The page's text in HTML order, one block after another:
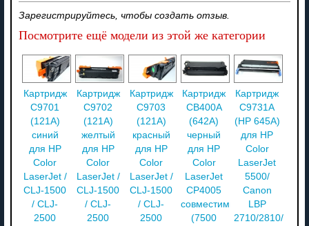
Зарегистрируйтесь, чтобы создать отзыв.
Посмотрите ещё модели из этой же категории
Картридж
C9701
(121A)
синий
для HP
Color
LaserJet /
CLJ-1500
/ CLJ-
2500
Картридж
C9702
(121A)
желтый
для HP
Color
LaserJet /
CLJ-1500
/ CLJ-
2500
Картридж
C9703
(121A)
красный
для HP
Color
LaserJet /
CLJ-1500
/ CLJ-
2500
Картридж
CB400A
(642A)
черный
для HP
Color
LaserJet
CP4005
совместимый
(7500
Картридж
C9731A
(НР 645A)
для HP
Color
LaserJet
5500/
Canon
LBP
2710/2810/